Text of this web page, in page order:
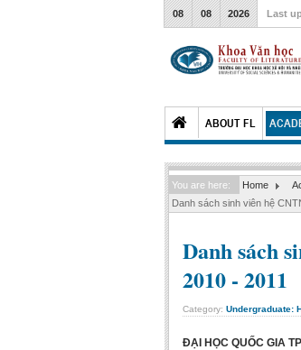
08 08 2026 Last
ABOUT FL
You are here: Home
Danh sách sinh viên hệ
Danh sách
2010 - 2011
Category: Undergraduate:
ĐẠI HỌC QUỐC